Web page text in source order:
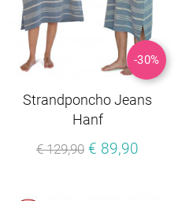
-30%
Strandponcho Jeans
Hanf
€ 129,90 € 89,90